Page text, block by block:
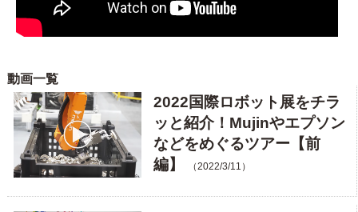
動画一覧
2022国際ロボット展をチラ
ッと紹介！Mujinやエプソン
などをめぐるツアー【前
編】
（2022/3/11）